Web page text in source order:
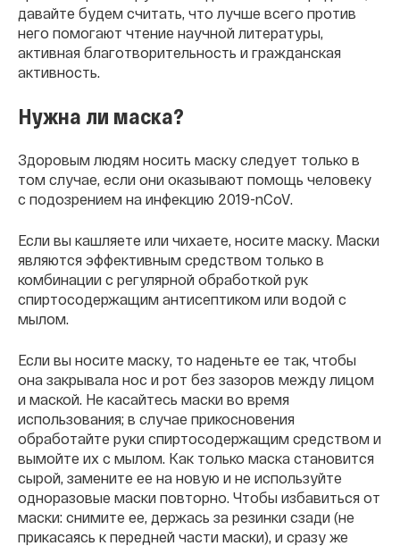
давайте будем считать, что лучше всего против
него помогают чтение научной литературы,
активная благотворительность и гражданская
активность.
Нужна ли маска?
Здоровым людям носить маску следует только в
том случае, если они оказывают помощь человеку
с подозрением на инфекцию 2019-nCoV.
Если вы кашляете или чихаете, носите маску. Маски
являются эффективным средством только в
комбинации с регулярной обработкой рук
спиртосодержащим антисептиком или водой с
мылом.
Если вы носите маску, то наденьте ее так, чтобы
она закрывала нос и рот без зазоров между лицом
и маской. Не касайтесь маски во время
использования; в случае прикосновения
обработайте руки спиртосодержащим средством и
вымойте их с мылом. Как только маска становится
сырой, замените ее на новую и не используйте
одноразовые маски повторно. Чтобы избавиться от
маски: снимите ее, держась за резинки сзади (не
прикасаясь к передней части маски), и сразу же